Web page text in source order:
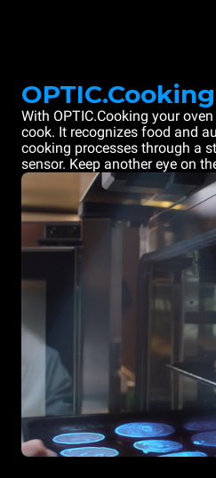
OPTIC.Cooking
With OPTIC.Cooking your
cook. It recognizes food and
cooking processes through a
sensor. Keep another eye on